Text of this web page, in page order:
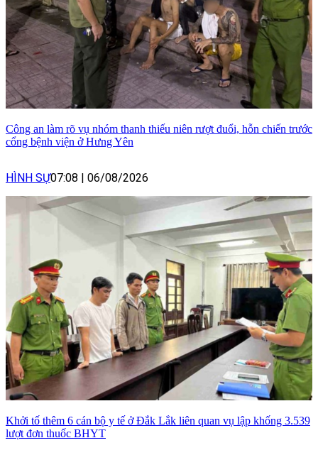
Công an làm rõ vụ nhóm thanh thiếu niên rượt đuổi, hỗn chiến trước
cổng bệnh viện ở Hưng Yên
HÌNH SỰ07:08 06/08/2026
Khởi tố thêm 6 cán bộ y tế ở Đắk Lắk liên quan vụ lập khống 3.539
lượt đơn thuốc BHYT